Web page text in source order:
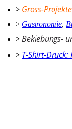
> Gross-Projekte
> Gastronomie
>Beklebungs-
> T-Shirt-Druck: